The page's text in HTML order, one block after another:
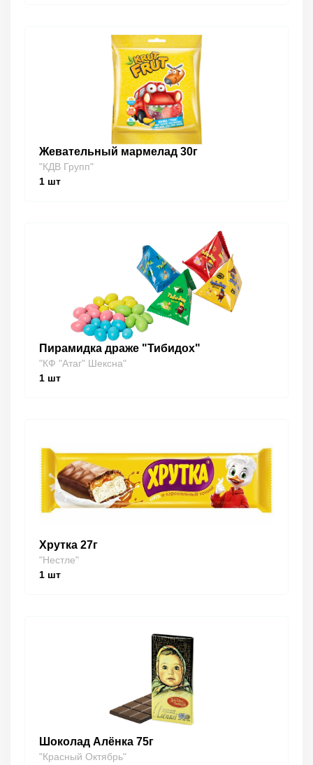
Жевательный мармелад 30г
"КДВ Групп"
1 шт
Пирамидка драже "Тибидох"
"КФ "Атаг" Шексна"
1 шт
Хрутка 27г
"Нестле"
1 шт
Шоколад Алёнка 75г
"Красный Октябрь"